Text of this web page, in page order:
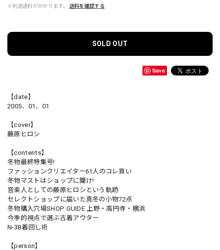
※別途送料がかかります。 送料を確認する
SOLD OUT
Save
【date】
2005．01．01
【cover】
藤原ヒロシ
【contents】
冬物最終特集号!
ファッションクリエイター61人のコレ買い
冬物マストはショップに聞け!
音楽人としての藤原ヒロシという軌跡
セレクトショップに届いた真冬の小物72点
冬物購入穴場SHOP GUIDE 上野・高円寺・横浜
今季的視点で選ぶ古着アウター
N-3B着回し術
【person】